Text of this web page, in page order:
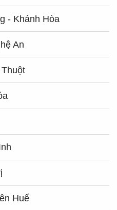
- Khánh Hòa
An
Huế